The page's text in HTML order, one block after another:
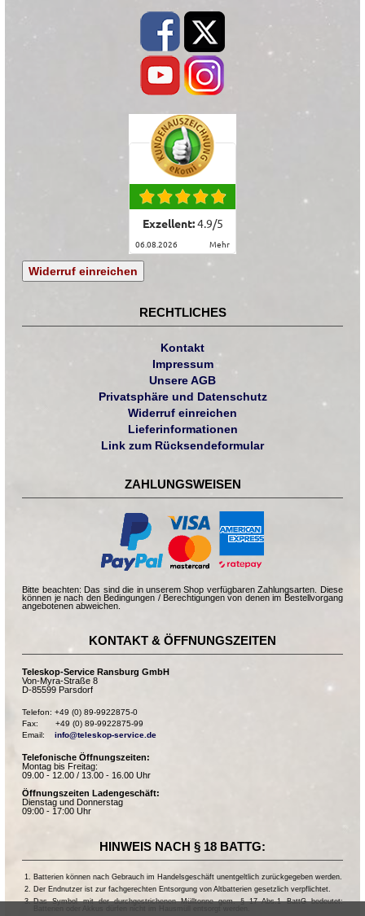
Exzellent:4.9/5
06.08.2026 mehr
Widerruf einreichen
RECHTLICHES
Kontakt
Impressum
Unsere AGB
Privatsphäre und Datenschutz
Widerruf einreichen
Lieferinformationen
Link zum Rücksendeformular
ZAHLUNGSWEISEN
Bitte beachten: Das sind die in unserem Shop verfügbaren Zahlungsarten. Diese
können je nach den Bedingungen / Berechtigungen von denen im Bestellvorgang
angebotenen abweichen.
KONTAKT & ÖFFNUNGSZEITEN
Teleskop-Service Ransburg GmbH
Von-Myra-Straße 8
D-85599 Parsdorf
Telefon: +49 (0) 89-9922875-0
Fax:       +49 (0) 89-9922875-99
Email: info@teleskop-service.de
Telefonische Öffnungszeiten:
Montag bis Freitag:
09.00 - 12.00 / 13.00 - 16.00 Uhr
Öffnungszeiten Ladengeschäft:
Dienstag und Donnerstag
09:00 - 17:00 Uhr
HINWEIS NACH § 18 BATTG:
Batterien können nach Gebrauch im Handelsgeschäft unentgeltlich zurückgegeben werden.
Der Endnutzer ist zur fachgerechten Entsorgung von Altbatterien gesetzlich verpflichtet.
Das Symbol mit der durchgestrichenen Mülltonne gem. § 17 Abs.1 BattG bedeutet: